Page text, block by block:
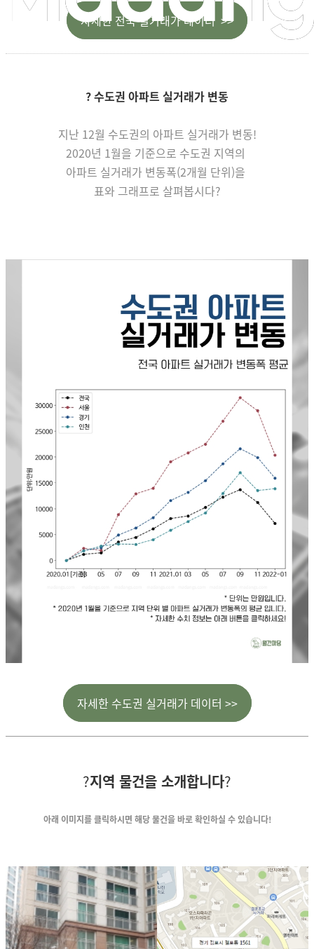
자세한 전국 실거래가 데이터 >>
? 수도권 아파트 실거래가 변동
지난 12월 수도권의 아파트 실거래가 변동!
2020년 1월을 기준으로 수도권 지역의
아파트 실거래가 변동폭(2개월 단위)을
표와 그래프로 살펴봅시다?
자세한 수도권 실거래가 데이터 >>
?지역 물건을 소개합니다?
아래 이미지를 클릭하시면 해당 물건을 바로 확인하실 수 있습니다!